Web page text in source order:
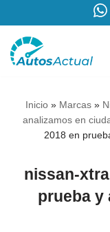
Saltar
Inicio» Marcas»
analizamos en
2018 en
nissan-
prueba y